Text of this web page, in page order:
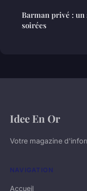
Barman privé :
soirées
Idee En Or
Votre magazine
NAVIGATION
Accueil